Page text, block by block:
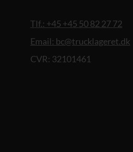
Tlf.: +45 +45 50 82 27 72
Email: bc@trucklageret.dk
CVR: 32101461